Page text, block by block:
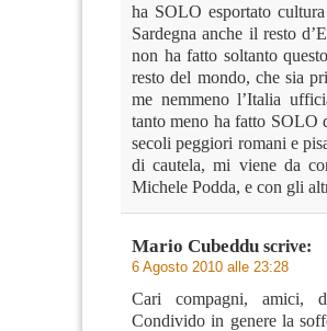
ha SOLO esportato
Sardegna anche il resto
non ha fatto soltanto
resto del mondo, che sia
me nemmeno l’Italia
tanto meno ha fatto SOLO
secoli peggiori romani e
di cautela, mi viene da
Michele Podda, e con gli
Mario Cubeddu scrive:
6 Agosto 2010 alle 23:28
Cari compagni, amici,
Condivido in genere la